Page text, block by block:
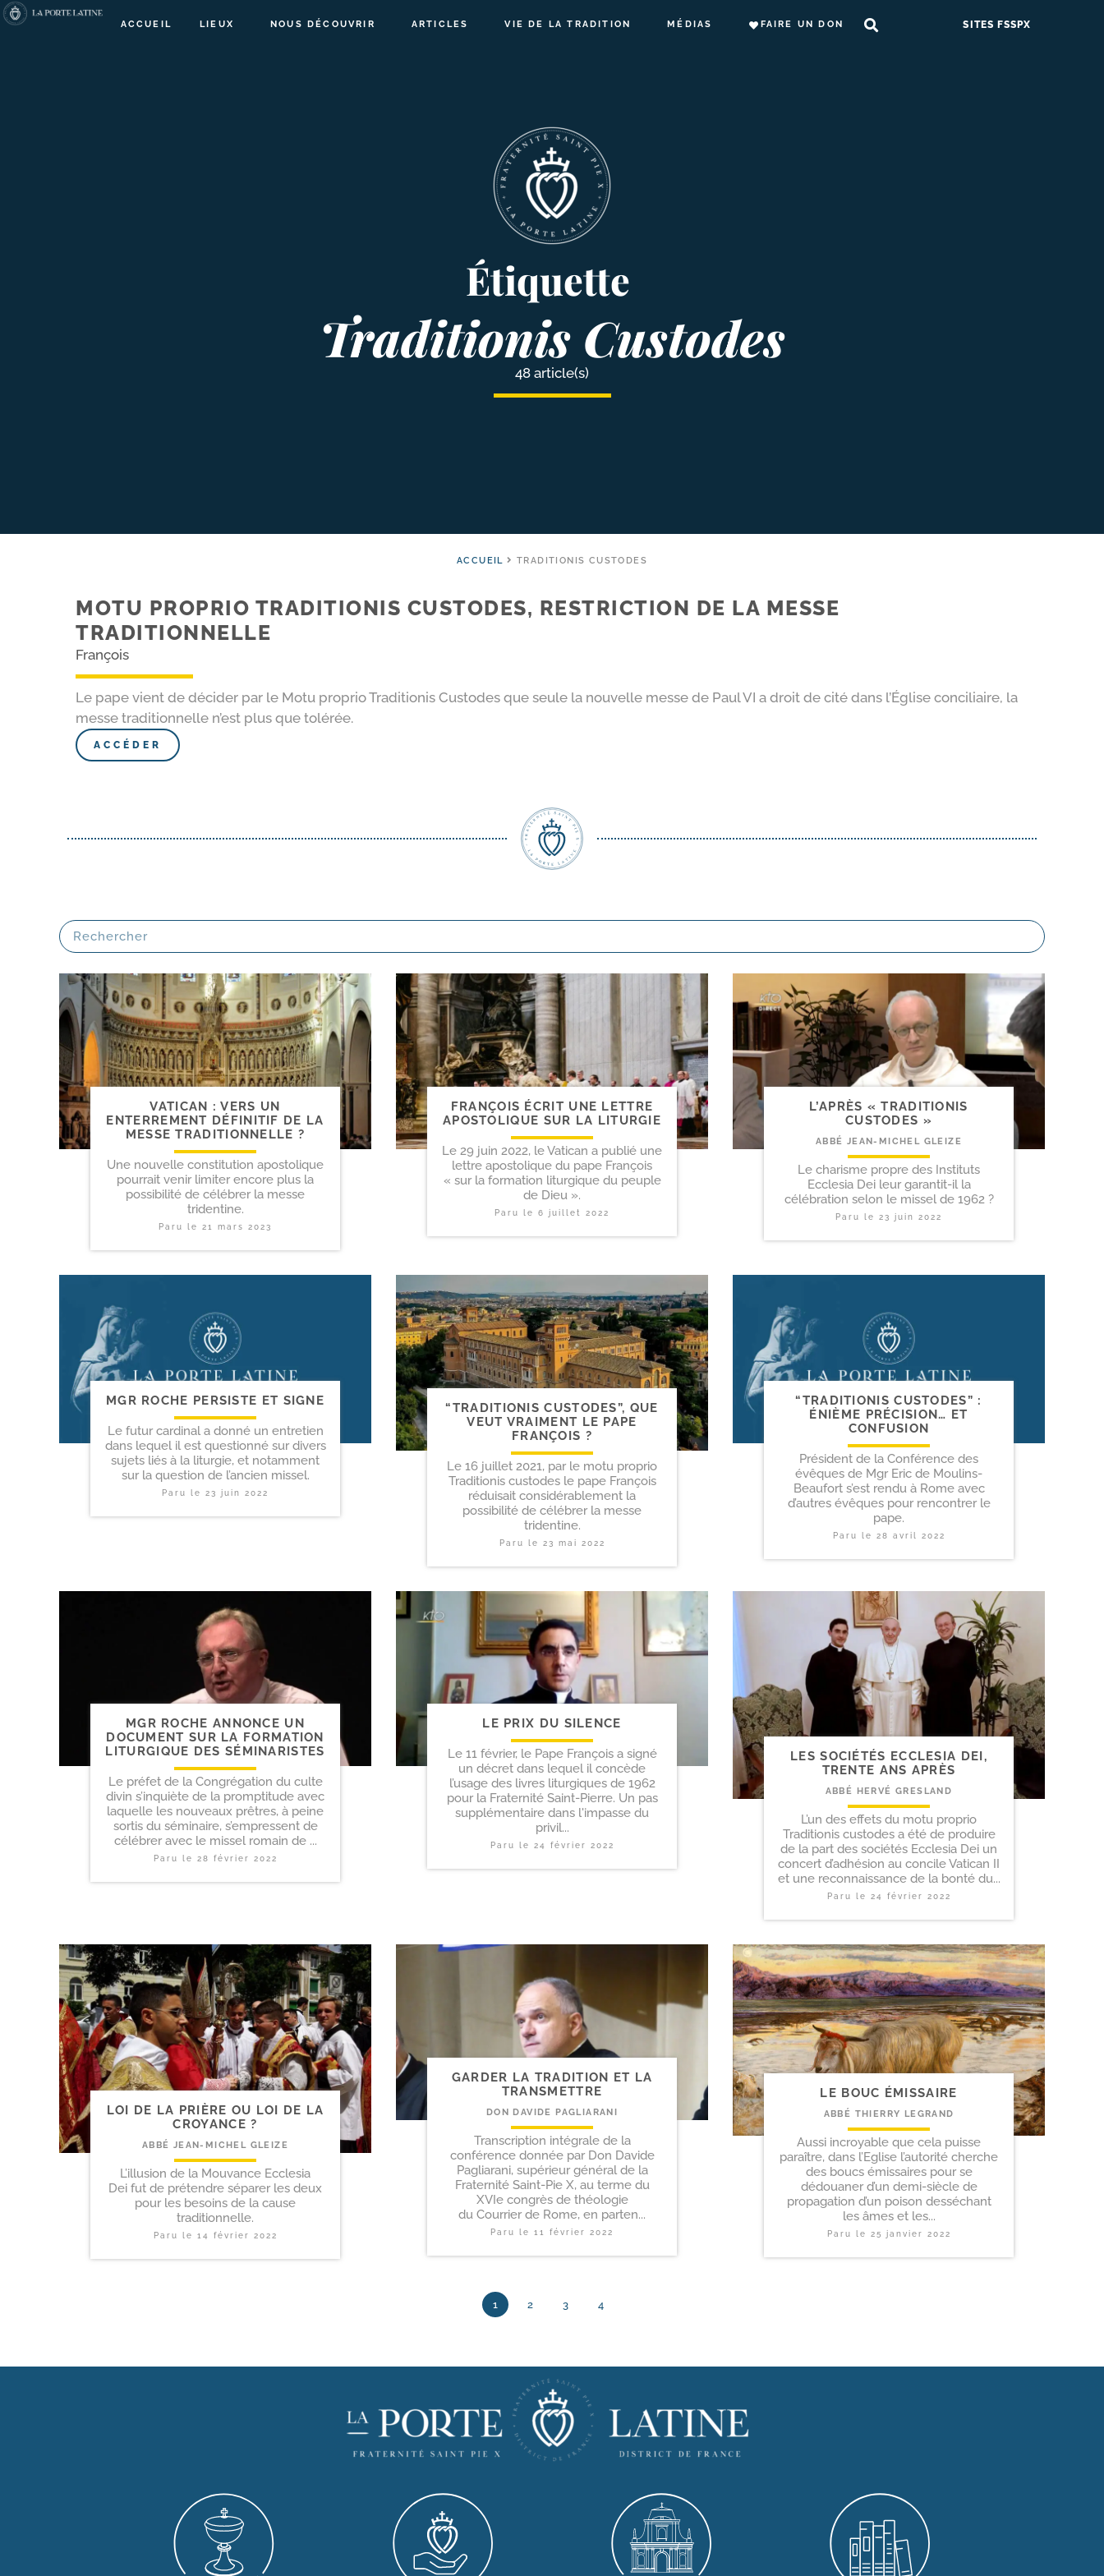
ACCUEIL LIEUX NOUS DÉCOUVRIR ARTICLES VIE DE LA TRADITION MÉDIAS FAIRE UN DON SITES FSSPX
Étiquette
Traditionis Custodes
48 article(s)
ACCUEIL TRADITIONIS CUSTODES
MOTU PROPRIO TRADITIONIS CUSTODES, RESTRICTION DE LA MESSE
TRADITIONNELLE
François
Le pape vient de décider par le Motu proprio Traditionis Custodes que seule la nouvelle messe de Paul VI a droit de cité dans l’Église conciliaire, la
messe traditionnelle n’est plus que tolérée.
ACCÉDER
VATICAN : VERS UN
ENTERREMENT DÉFINITIF DE LA
MESSE TRADITIONNELLE ?
Une nouvelle constitution apostolique
pourrait venir limiter encore plus la
possibilité de célébrer la messe
tridentine.
Paru le 21 mars 2023
FRANÇOIS ÉCRIT UNE LETTRE
APOSTOLIQUE SUR LA LITURGIE
Le 29 juin 2022, le Vatican a publié une
lettre apostolique du pape François
« sur la formation liturgique du peuple
de Dieu ».
Paru le 6 juillet 2022
L’APRÈS « TRADITIONIS
CUSTODES »
ABBÉ JEAN-MICHEL GLEIZE
Le charisme propre des Instituts
Ecclesia Dei leur garantit-il la
célébration selon le missel de 1962 ?
Paru le 23 juin 2022
MGR ROCHE PERSISTE ET SIGNE
Le futur cardinal a donné un entretien
dans lequel il est questionné sur divers
sujets liés à la liturgie, et notamment
sur la question de l’ancien missel.
Paru le 23 juin 2022
“TRADITIONIS CUSTODES”, QUE
VEUT VRAIMENT LE PAPE
FRANÇOIS ?
Le 16 juillet 2021, par le motu proprio
Traditionis custodes le pape François
réduisait considérablement la
possibilité de célébrer la messe
tridentine.
Paru le 23 mai 2022
“TRADITIONIS CUSTODES” :
ÉNIÈME PRÉCISION… ET
CONFUSION
Président de la Conférence des
évêques de Mgr Eric de Moulins-
Beaufort s’est rendu à Rome avec
d’autres évêques pour rencontrer le
pape.
Paru le 28 avril 2022
MGR ROCHE ANNONCE UN
DOCUMENT SUR LA FORMATION
LITURGIQUE DES SÉMINARISTES
Le préfet de la Congrégation du culte
divin s’inquiète de la promptitude avec
laquelle les nouveaux prêtres, à peine
sortis du séminaire, s’empressent de
célébrer avec le missel romain de ...
Paru le 28 février 2022
LE PRIX DU SILENCE
Le 11 février, le Pape François a signé
un décret dans lequel il concède
l’usage des livres liturgiques de 1962
pour la Fraternité Saint-Pierre. Un pas
supplémentaire dans l'impasse du
privil...
Paru le 24 février 2022
LES SOCIÉTÉS ECCLESIA DEI,
TRENTE ANS APRÈS
ABBÉ HERVÉ GRESLAND
L’un des effets du motu proprio
Traditionis custodes a été de produire
de la part des sociétés Ecclesia Dei un
concert d’adhésion au concile Vatican II
et une reconnaissance de la bonté du...
Paru le 24 février 2022
LOI DE LA PRIÈRE OU LOI DE LA
CROYANCE ?
ABBÉ JEAN-MICHEL GLEIZE
L’illusion de la Mouvance Ecclesia
Dei fut de prétendre séparer les deux
pour les besoins de la cause
traditionnelle.
Paru le 14 février 2022
GARDER LA TRADITION ET LA
TRANSMETTRE
DON DAVIDE PAGLIARANI
Transcription intégrale de la
conférence donnée par Don Davide
Pagliarani, supérieur général de la
Fraternité Saint-Pie X, au terme du
XVIe congrès de théologie
du Courrier de Rome, en parten...
Paru le 11 février 2022
LE BOUC ÉMISSAIRE
ABBÉ THIERRY LEGRAND
Aussi incroyable que cela puisse
paraître, dans l’Eglise l’autorité cherche
des boucs émissaires pour se
dédouaner d’un demi-siècle de
propagation d’un poison desséchant
les âmes et les...
Paru le 25 janvier 2022
1 2 3 4